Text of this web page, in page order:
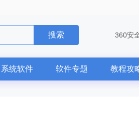
搜索 360安
系统软件 软件专题 教程攻